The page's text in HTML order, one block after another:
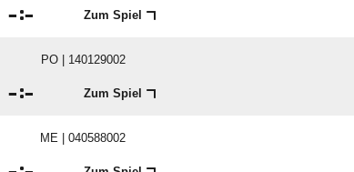
: Zum Spiel
PO | 140129002
: Zum Spiel
ME | 040588002